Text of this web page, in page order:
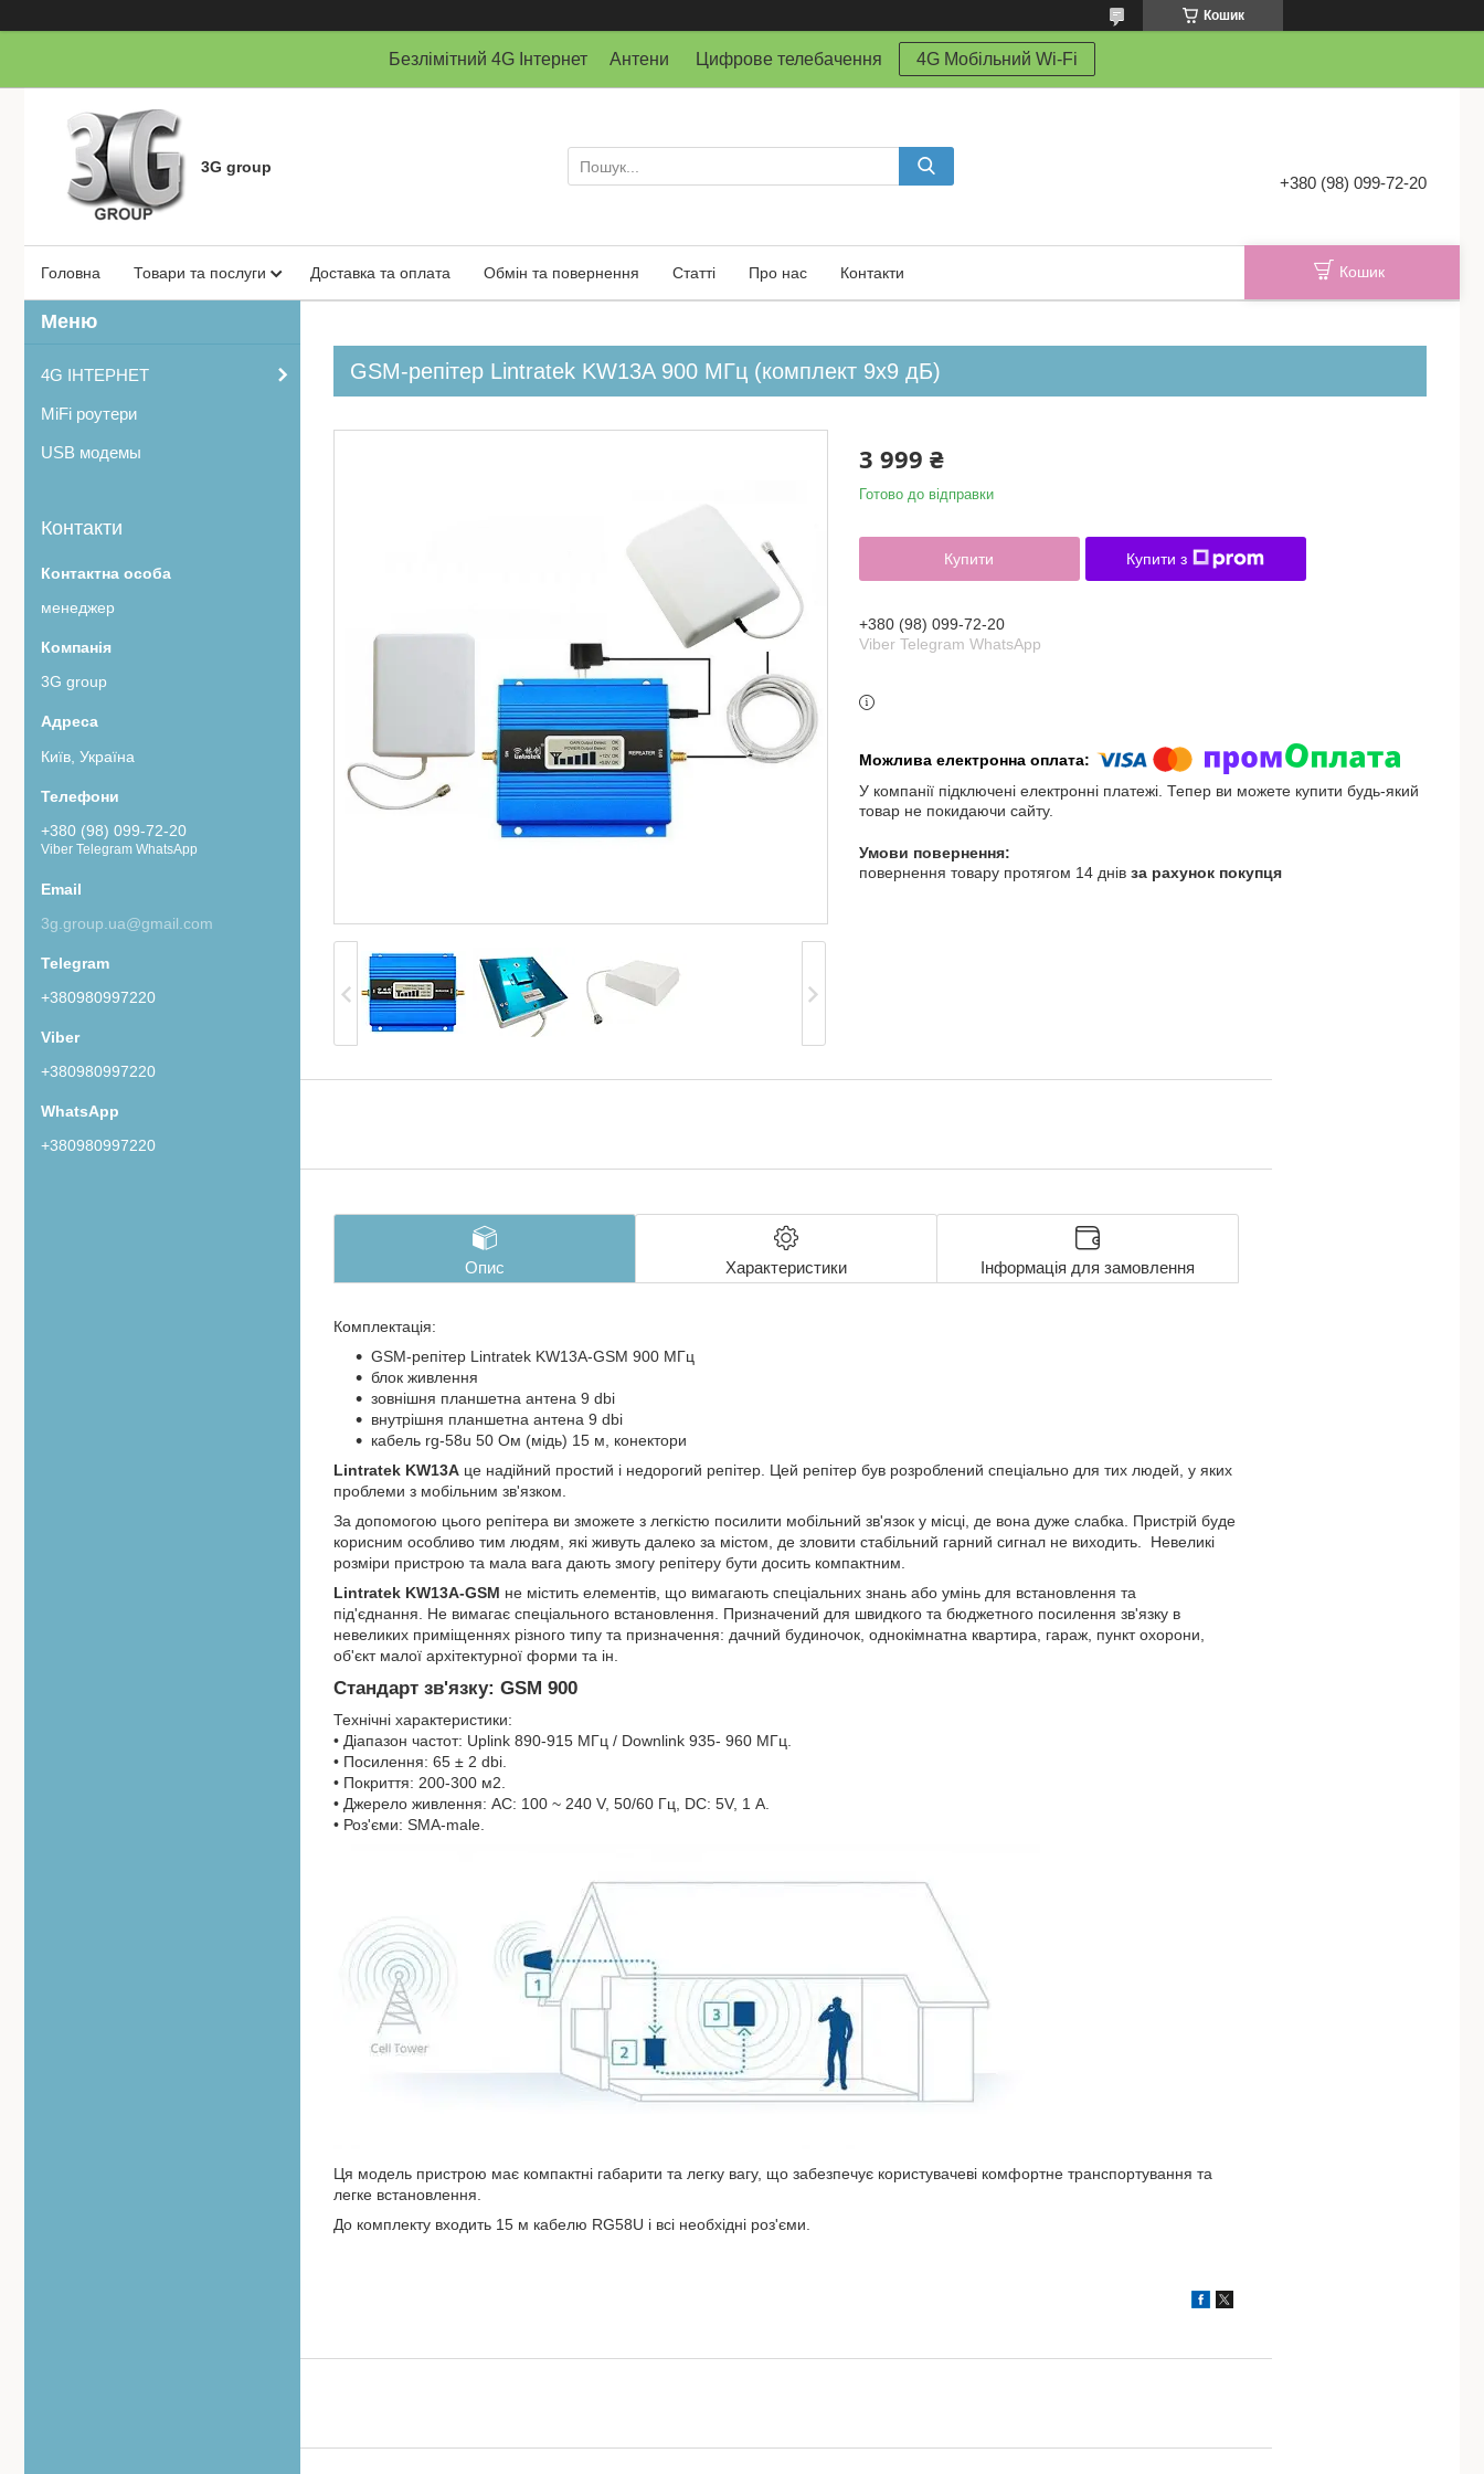
Кошик
Безлімітний 4G Інтернет Антени Цифрове телебачення 4G Мобільний Wi-Fi
3G group
+380 (98) 099-72-20
Головна Товари та послуги Доставка та оплата Обмін та повернення Статті Про нас Контакти Кошик
GSM-репітер Lintratek KW13A 900 МГц (комплект 9x9 дБ)
3 999 ₴
Готово до відправки
Купити Купити з
+380 (98) 099-72-20
Viber Telegram WhatsApp
У компанії підключені електронні платежі. Тепер ви можете купити будь-який
товар не покидаючи сайту.
повернення товару протягом 14 днів за рахунок покупця
Опис Характеристики Інформація для замовлення
Комплектація:
GSM-репітер Lintratek KW13A-GSM 900 МГц
блок живлення
зовнішня планшетна антена 9 dbi
внутрішня планшетна антена 9 dbi
кабель rg-58u 50 Ом (мідь) 15 м, конектори
Lintratek KW13A це надійний простий і недорогий репітер. Цей репітер був розроблений спеціально для тих людей, у яких
проблеми з мобільним зв'язком.
За допомогою цього репітера ви зможете з легкістю посилити мобільний зв'язок у місці, де вона дуже слабка. Пристрій буде
корисним особливо тим людям, які живуть далеко за містом, де зловити стабільний гарний сигнал не виходить. Невеликі
розміри пристрою та мала вага дають змогу репітеру бути досить компактним.
Lintratek KW13A-GSM не містить елементів, що вимагають спеціальних знань або умінь для встановлення та
під'єднання. Не вимагає спеціального встановлення. Призначений для швидкого та бюджетного посилення зв'язку в
невеликих приміщеннях різного типу та призначення: дачний будиночок, однокімнатна квартира, гараж, пункт охорони,
об'єкт малої архітектурної форми та ін.
Стандарт зв'язку: GSM 900
Технічні характеристики:
• Діапазон частот: Uplink 890-915 МГц / Downlink 935- 960 МГц.
• Посилення: 65 ± 2 dbi.
• Покриття: 200-300 м2.
• Джерело живлення: AC: 100 ~ 240 V, 50/60 Гц, DC: 5V, 1 А.
• Роз'єми: SMA-male.
Ця модель пристрою має компактні габарити та легку вагу, що забезпечує користувачеві комфортне транспортування та
легке встановлення.
До комплекту входить 15 м кабелю RG58U і всі необхідні роз'єми.
4G ІНТЕРНЕТ
MiFi роутери
USB модемы
Контакти
менеджер
3G group
Київ, Україна
+380 (98) 099-72-20
Viber Telegram WhatsApp
3g.group.ua@gmail.com
+380980997220
+380980997220
+380980997220